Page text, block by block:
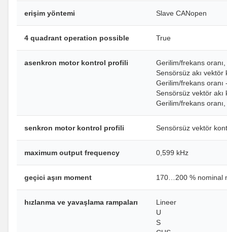
erişim yöntemi Slave CANopen
4 quadrant operation possible True
asenkron motor kontrol profili
Gerilim/frekans
Sensörsüz akı
Gerilim/frekans oranı
Sensörsüz vektör
Gerilim/frekans
senkron motor kontrol profili Sensörsüz vektör
maximum output frequency 0,599 kHz
geçici aşırı moment 170…200 % nominal
hızlanma ve yavaşlama rampaları
Lineer
U
S